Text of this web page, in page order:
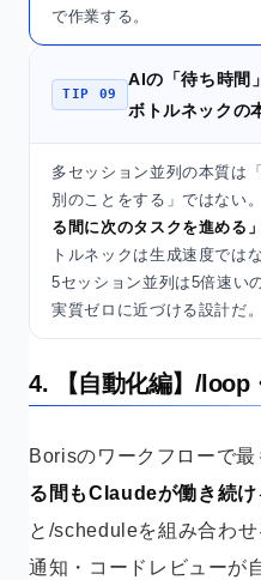
で作業する。
TIP 09
AIの「待ち時
ボトルネックの
多セッション並列の本質は
別のことをする」ではない。
る間に次のタスクを進める」
トルネックは生成速度では
5セッション並列は5倍速い
実質ゼロに近づける設計だ。
4. 【自動化編】/loop
Borisのワークフローで
る間もClaudeが働き続け
と/scheduleを組み合わ
通知・コードレビューが